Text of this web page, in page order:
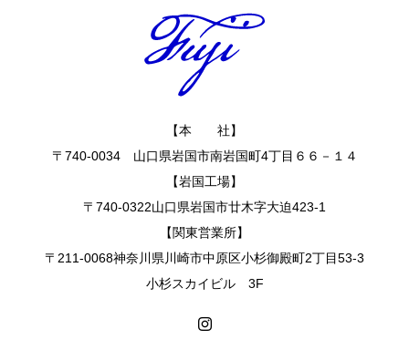
【本 社】
〒740-0034 山口県岩国市南岩国町4丁目６６－１４
【岩国工場】
〒740-0322山口県岩国市廿木字大迫423-1
【関東営業所】
〒211-0068神奈川県川崎市中原区小杉御殿町2丁目53-3
小杉スカイビル 3F